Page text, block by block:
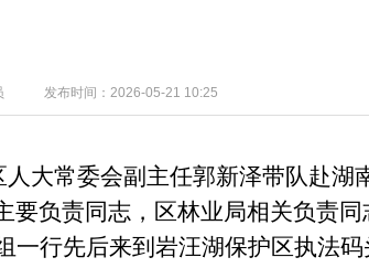
发布时间：2026-05-21 10:25
大常委会副主任郭新泽带队赴湖
要负责同志，区林业局相关负责同
一行先后来到岩汪湖保护区执法码